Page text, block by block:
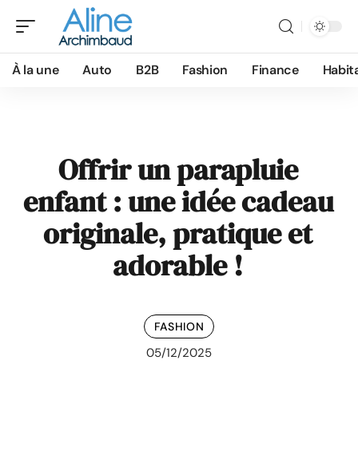
À la une Auto B2B Fashion Finance
Offrir un parapluie
enfant : une idée cadeau
originale, pratique et
adorable !
FASHION
05/12/2025